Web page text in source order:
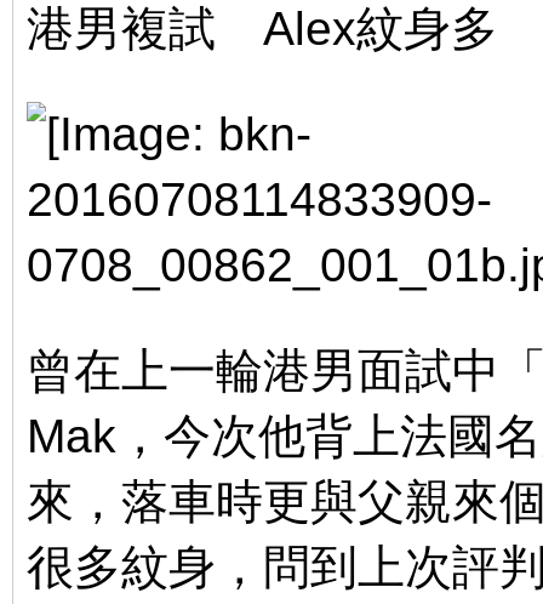
港男複試 Alex紋身多
曾在上一輪港男面試中
Mak，今次他背上法國
來，落車時更與父親來
很多紋身，問到上次評